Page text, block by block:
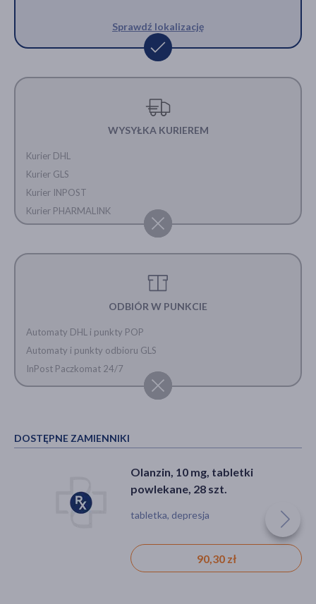
Sprawdź lokalizację
WYSYŁKA KURIEREM
Kurier DHL
Kurier GLS
Kurier INPOST
Kurier PHARMALINK
ODBIÓR W PUNKCIE
Automaty DHL i punkty POP
Automaty i punkty odbioru GLS
InPost Paczkomat 24/7
DOSTĘPNE ZAMIENNIKI
Olanzin, 10 mg, tabletki
powlekane, 28 szt.
tabletka, depresja
90,30 zł